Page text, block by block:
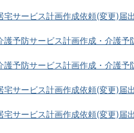
宅サービス計画作成依頼(変更)届
護予防サービス計画作成・介護
護予防サービス計画作成・介護
宅サービス計画作成依頼(変更)届
宅サービス計画作成依頼(変更)届